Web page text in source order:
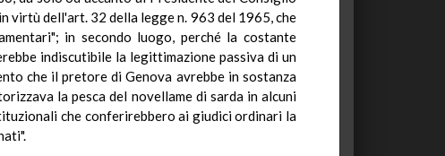
virtù dell'art. 32 della legge n. 963 del 1965, che
in secondo luogo, perché la costante
indiscutibile la legittimazione passiva di un
che il pretore di Genova avrebbe in sostanza
la pesca del novellame di sarda in alcuni
che conferirebbero ai giudici ordinari la